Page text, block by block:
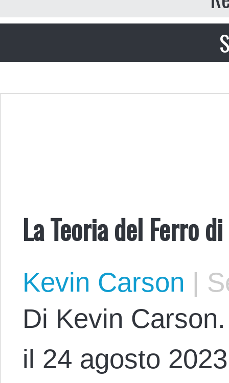
La Teoria del Ferro
Kevin Carson |
Di Kevin
il 24 agosto